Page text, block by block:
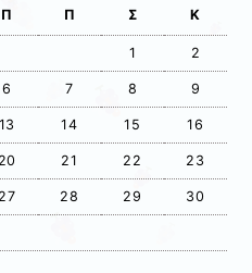
Π Π Σ Κ
1 2
6 7 8 9
13 14 15 16
20 21 22 23
27 28 29 30